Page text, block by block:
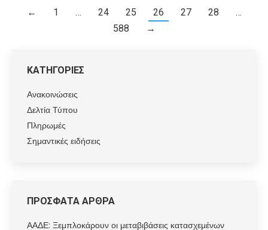
← 1 … 24 25 26 27 28
…
588
→
ΚΑΤΗΓΟΡΙΕΣ
Ανακοινώσεις
Δελτία Τύπου
Πληρωμές
Σημαντικές ειδήσεις
ΠΡΟΣΦΑΤΑ ΑΡΘΡΑ
ΑΑΔΕ: Ξεμπλοκάρουν οι μεταβιβάσεις κατασχεμένων